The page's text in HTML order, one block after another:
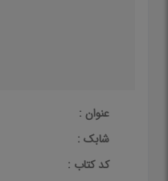
عنوان :
شابک :
کد کتاب :